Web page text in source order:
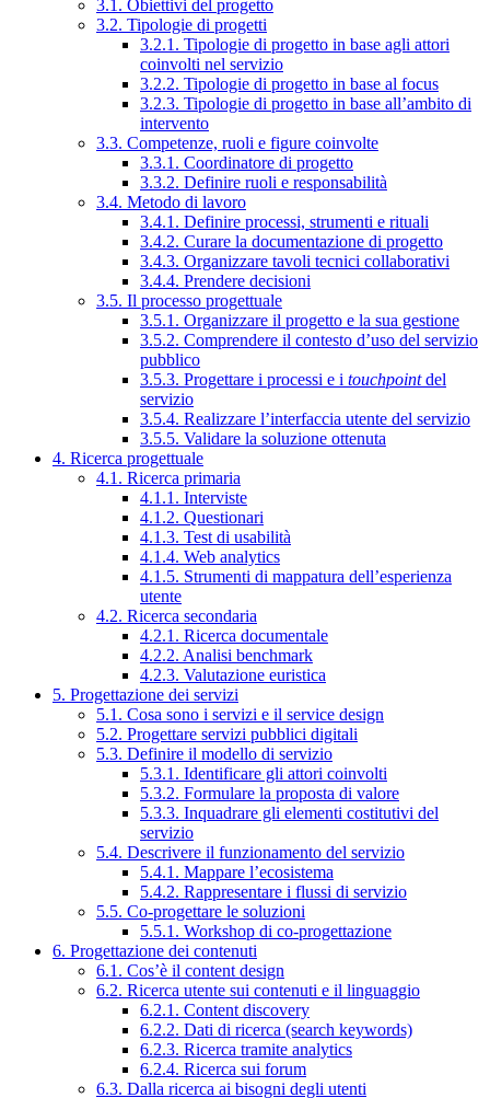
3.1. Obiettivi del progetto
3.2. Tipologie di progetti
3.2.1. Tipologie di progetto in base agli attori
coinvolti nel servizio
3.2.2. Tipologie di progetto in base al focus
3.2.3. Tipologie di progetto in base all’ambito di
intervento
3.3. Competenze, ruoli e figure coinvolte
3.3.1. Coordinatore di progetto
3.3.2. Definire ruoli e responsabilità
3.4. Metodo di lavoro
3.4.1. Definire processi, strumenti e rituali
3.4.2. Curare la documentazione di progetto
3.4.3. Organizzare tavoli tecnici collaborativi
3.4.4. Prendere decisioni
3.5. Il processo progettuale
3.5.1. Organizzare il progetto e la sua gestione
3.5.2. Comprendere il contesto d’uso del servizio
pubblico
3.5.3. Progettare i processi e i touchpointdel
servizio
3.5.4. Realizzare l’interfaccia utente del servizio
3.5.5. Validare la soluzione ottenuta
4. Ricerca progettuale
4.1. Ricerca primaria
4.1.1. Interviste
4.1.2. Questionari
4.1.3. Test di usabilità
4.1.4. Web analytics
4.1.5. Strumenti di mappatura dell’esperienza
utente
4.2. Ricerca secondaria
4.2.1. Ricerca documentale
4.2.2. Analisi benchmark
4.2.3. Valutazione euristica
5. Progettazione dei servizi
5.1. Cosa sono i servizi e il service design
5.2. Progettare servizi pubblici digitali
5.3. Definire il modello di servizio
5.3.1. Identificare gli attori coinvolti
5.3.2. Formulare la proposta di valore
5.3.3. Inquadrare gli elementi costitutivi del
servizio
5.4. Descrivere il funzionamento del servizio
5.4.1. Mappare l’ecosistema
5.4.2. Rappresentare i flussi di servizio
5.5. Co-progettare le soluzioni
5.5.1. Workshop di co-progettazione
6. Progettazione dei contenuti
6.1. Cos’è il content design
6.2. Ricerca utente sui contenuti e il linguaggio
6.2.1. Content discovery
6.2.2. Dati di ricerca (search keywords)
6.2.3. Ricerca tramite analytics
6.2.4. Ricerca sui forum
6.3. Dalla ricerca ai bisogni degli utenti